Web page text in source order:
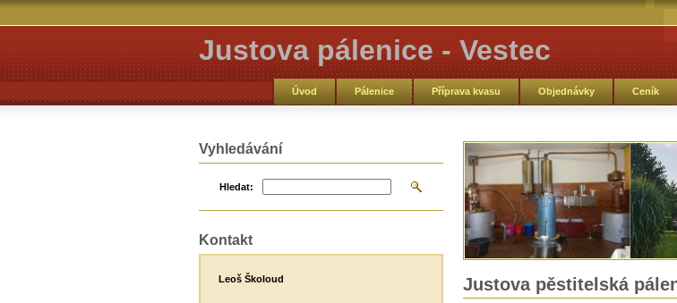
Justova pálenice - Vestec
Úvod Pálenice Příprava kvasu Objednávky Ceník
Justova pěstitelská
Vyhledávání
Hledat:
Kontakt
Leoš Školoud